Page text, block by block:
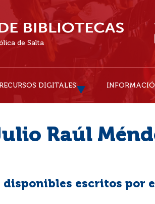
de Salta
RECURSOS DIGITALES
Raúl
disponibles escritos por